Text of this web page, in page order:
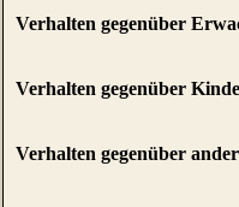
Verhalten gegenüber
Verhalten gegenüber
Verhalten gegenüber